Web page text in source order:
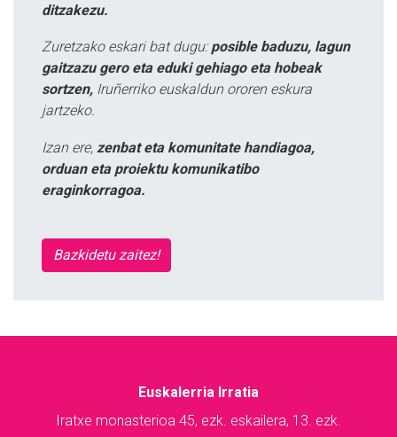
ditzakezu.
Zuretzako eskari bat dugu: posible baduzu, lagun
gaitzazu gero eta eduki gehiago eta hobeak
sortzen, Iruñerriko euskaldun ororen eskura
jartzeko.
Izan ere, zenbat eta komunitate handiagoa,
orduan eta proiektu komunikatibo
eraginkorragoa.
Bazkidetu zaitez!
Euskalerria Irratia
Iratxe monasterioa 45, ezk. eskailera, 13. ezk.